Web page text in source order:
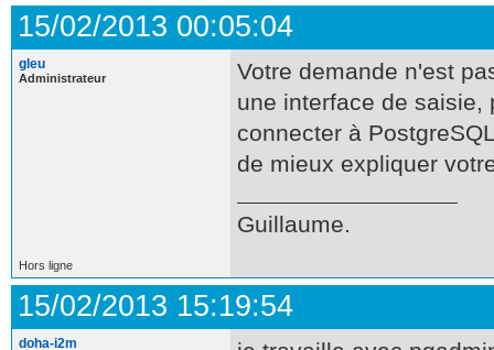
15/02/2013 00:05:04
gleu
Administrateur
Votre demande n'est
une interface de saisie,
connecter à
de mieux expliquer
Guillaume.
Hors ligne
15/02/2013 15:19:54
doha-i2m